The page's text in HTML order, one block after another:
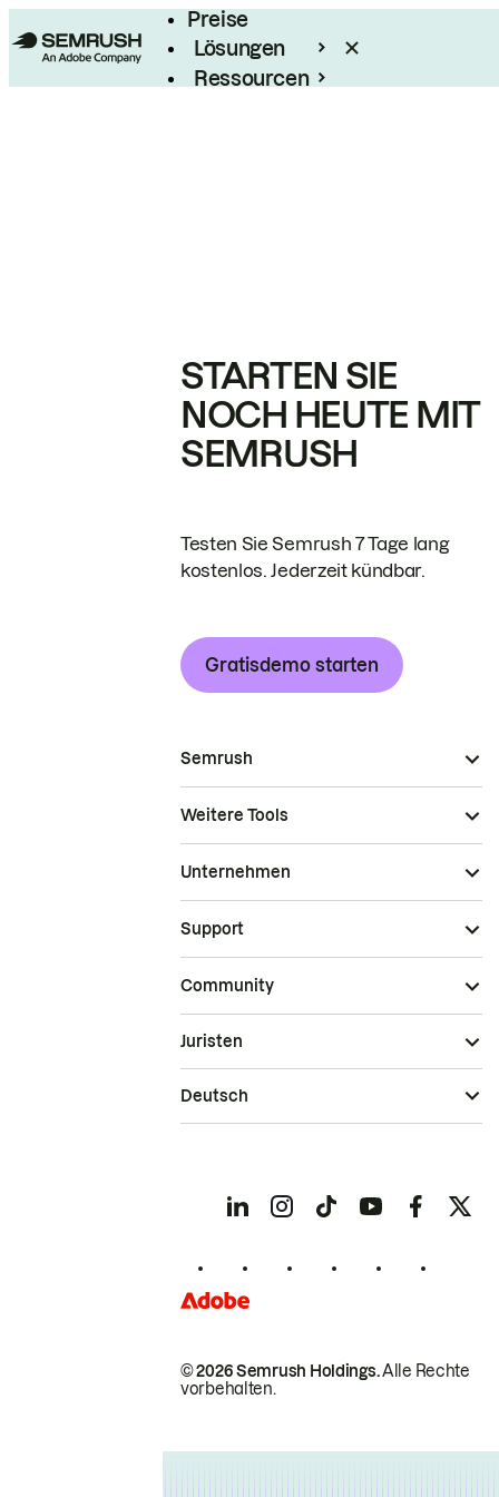
Preise
Lösungen
Ressourcen
STARTEN SIE
NOCH HEUTE MIT
SEMRUSH
Testen Sie Semrush 7 Tage lang
kostenlos. Jederzeit kündbar.
Gratisdemo starten
Semrush
Weitere Tools
Unternehmen
Support
Community
© 2026 Semrush Holdings.Alle Rechte
vorbehalten.
Juristen
Deutsch